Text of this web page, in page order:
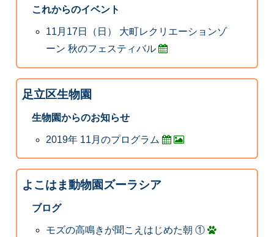
これからのイベント
11月17日（日） 大町レクリエーションゾ
ーン 秋のフェスティバル
足立区生物園
生物園からのお知らせ
2019年 11月のプログラム
よこはま動物園ズーラシア
ブログ
モズの高鳴きが聞こえはじめた朝 ①